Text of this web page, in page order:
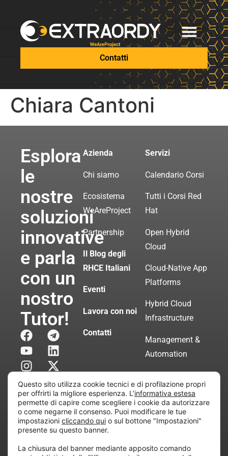
Contatti
Chiara Cantoni
Esplora
le
nostre
soluzioni
innovative
e parla
con un
nostro
Tutor!
Azienda
Chi siamo
Ecosistema
WeAreProject
Partnership
Il Blog degli
RHCE Italiani
Eventi
Lavora con noi
Contatti
Servizi
Calendario Corsi
Tutti i Corsi Red
Hat
Open Hybrid
Cloud
Cloud-Native App
Platforms
Hybrid Cloud
Infrastructure
Management &
Automation
Consulenza
Certificata
all’attività di direzione e coordinamento di “Project
Questo sito utilizza cookie tecnici e di profilazione propri
per offrirti la migliore esperienza. L’informativa estesa
permette di capire come scegliere i cookie da autorizzare
o come negarne il consenso. Puoi modificare le tue
impostazioni cliccando qui o sul bottone "Impostazioni"
presente su questo banner.
La chiusura del banner mediante apposito comando